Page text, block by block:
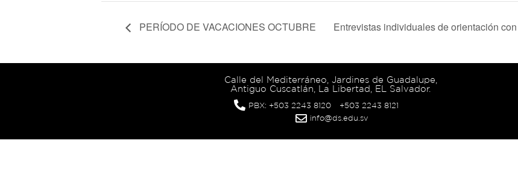
PERÍODO DE VACACIONES OCTUBRE Entrevistas individuales de orientación
Calle del Mediterráneo, Jardines de Guadalupe,
Antiguo Cuscatlán, La Libertad, EL Salvador.
PBX: +503 2243 8120
+503 2243 8121
info@ds.edu.sv